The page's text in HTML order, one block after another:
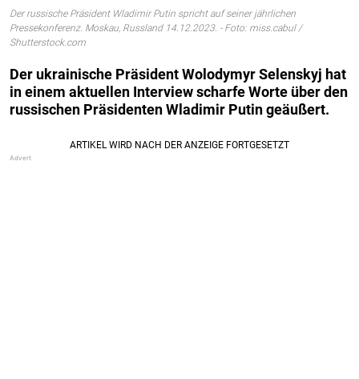
Der russische Präsident Wladimir Putin spricht auf seiner jährlichen
Pressekonferenz. Moskau, Russland 14.12.2023. - Foto: miss.cabul /
Shutterstock.com
Der ukrainische Präsident Wolodymyr Selenskyj hat
in einem aktuellen Interview scharfe Worte über den
russischen Präsidenten Wladimir Putin geäußert.